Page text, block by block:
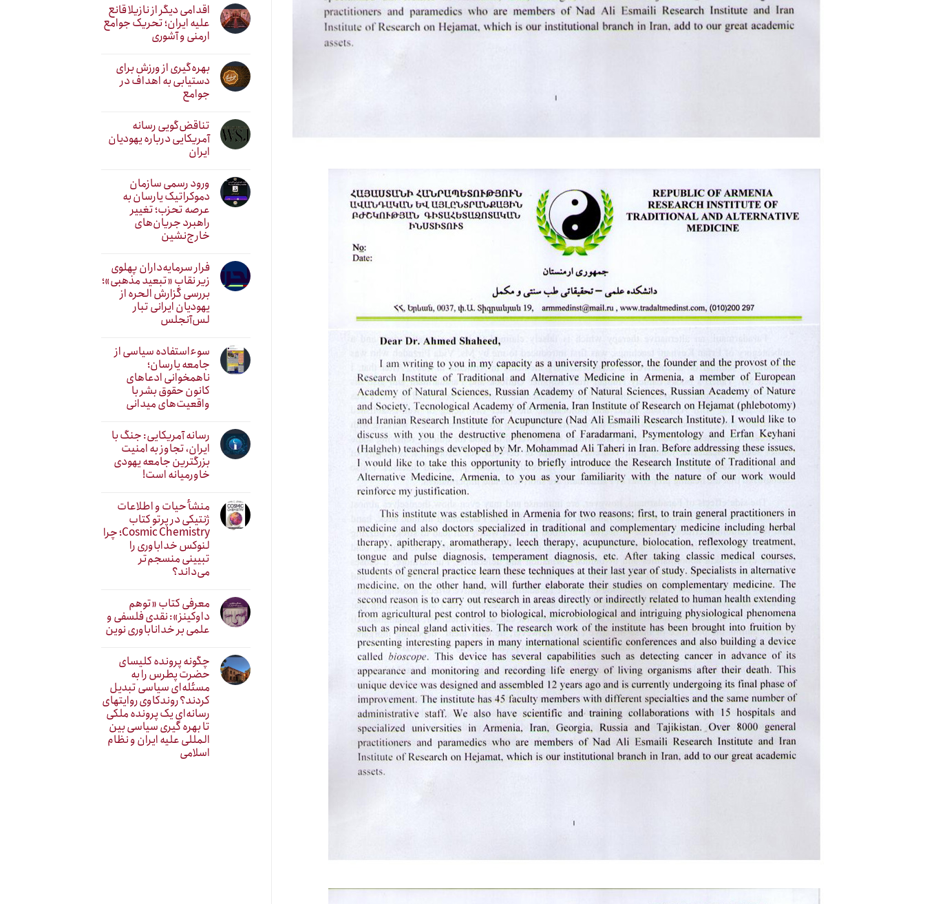
اقدامی دیگر از نازیلا قانع
علیه ایران؛ تحریک جوامع
ارمنی و آشوری
بهره‌گیری از ورزش برای
دستیابی به اهداف در
جوامع
تناقض‌گویی رسانه
آمریکایی درباره یهودیان
ایران
ورود رسمی سازمان
دموکراتیک یارسان به
عرصه تحزب؛ تغییر
راهبرد جریان‌های
خارج‌نشین
فرار سرمایه‌داران پهلوی
زیر نقابِ «تبعید مذهبی»؛
بررسی گزارش الحره از
یهودیان ایرانی تبار
لس‌آنجلس
سوءاستفاده سیاسی از
جامعه یارسان؛
ناهمخوانی ادعاهای
کانون حقوق بشر با
واقعیت‌های میدانی
رسانه آمریکایی: جنگ با
ایران، تجاوز به امنیت
بزرگترین جامعه یهودی
خاورمیانه است!
منشأ حیات و اطلاعات
ژنتیکی در پرتو کتاب
Cosmic Chemistry؛ چرا
لنوکس خداباوری را
تبیینی منسجم‌تر
می‌داند؟
معرفی کتاب «توهم
داوکینز»: نقدی فلسفی و
علمی بر خداناباوری نوین
چگونه پرونده کلیسای
حضرت پطرس را به
مسئله‌ای سیاسی تبدیل
کردند؟ روندکاوی روایتهای
رسانه‌ایِ یک پرونده ملکی
تا بهره گیری سیاسی بین
المللی علیه ایران و نظام
اسلامی